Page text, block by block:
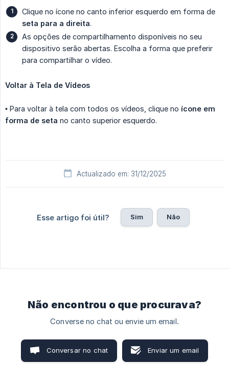
Clique no ícone no canto inferior esquerdo em forma de
seta para a direita.
As opções de compartilhamento disponíveis no seu
dispositivo serão abertas. Escolha a forma que preferir
para compartilhar o vídeo.
Voltar à Tela de Vídeos
• Para voltar à tela com todos os vídeos, clique no ícone em
forma de seta no canto superior esquerdo.
Actualizado em: 31/12/2025
Esse artigo foi útil? Sim Não
Não encontrou o que procurava?
Converse no chat ou envie um email.
Conversar no chat Enviar um email